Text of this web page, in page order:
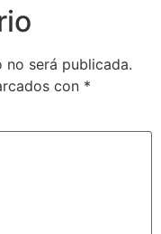
será publicada.
con *